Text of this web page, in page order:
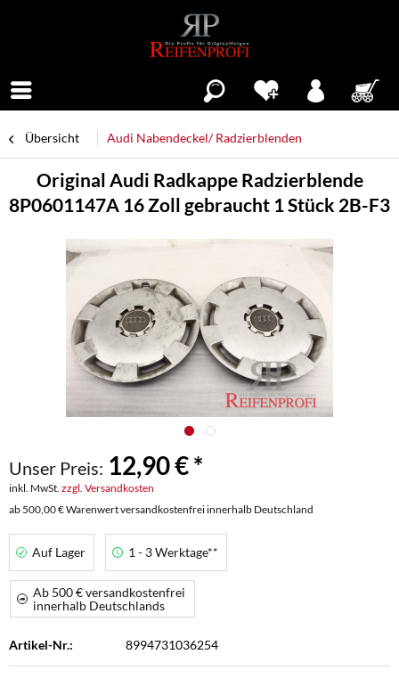
Übersicht Audi Nabendeckel/ Radzierblenden
Original Audi Radkappe Radzierblende
8P0601147A 16 Zoll gebraucht 1 Stück 2B-F3
Unser Preis: 12,90 € *
inkl. MwSt. zzgl. Versandkosten
ab 500,00 € Warenwert versandkostenfrei innerhalb Deutschland
Auf Lager 1 - 3 Werktage**
Ab 500 € versandkostenfrei
innerhalb Deutschlands
Artikel-Nr.: 8994731036254